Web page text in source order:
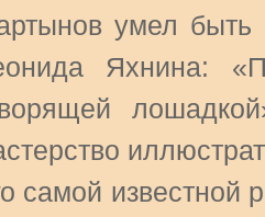
умел быть
Яхнина:
самой известной